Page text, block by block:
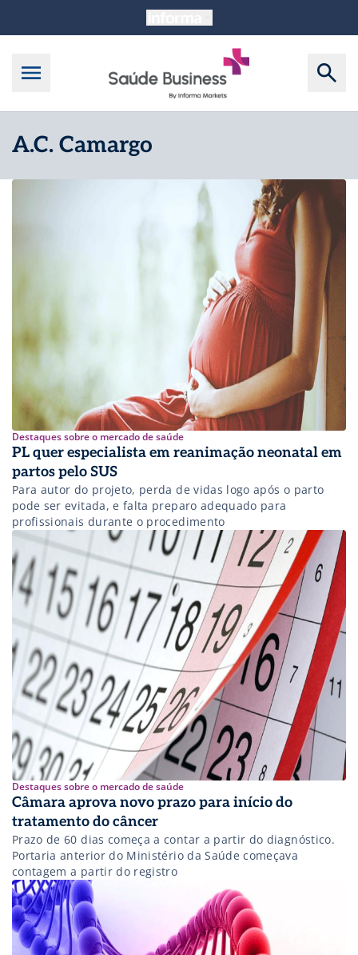
A.C. Camargo
Destaques sobre o mercado de saúde
PL quer especialista em reanimação neonatal em
partos pelo SUS
Para autor do projeto, perda de vidas logo após o parto
pode ser evitada, e falta preparo adequado para
profissionais durante o procedimento
Destaques sobre o mercado de saúde
Câmara aprova novo prazo para início do
tratamento do câncer
Prazo de 60 dias começa a contar a partir do diagnóstico.
Portaria anterior do Ministério da Saúde começava
contagem a partir do registro